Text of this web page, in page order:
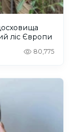
ліс Європи
80,775